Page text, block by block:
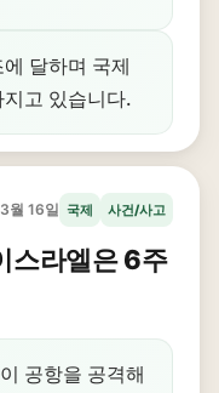
달하며 국제
고 있습니다.
월 16일 국제 사건/사고
스라엘은 6주
공항을 공격해